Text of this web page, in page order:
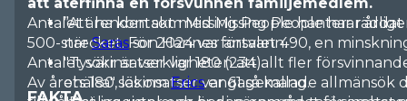
Antalet ärenden som Missing People hanterar
500-strecket. För 2024 var antalet 490, en
Antalet sökinsatser var 180 (234).
Av årets 180 sökinsatser var 61 så kallade
”Att ha kontakt med Missing People har räddat
närSarasson Hannes försvann.
"Tyvärr är verkligheten att allt fler
ohälsa", läs omEricsengagemang.